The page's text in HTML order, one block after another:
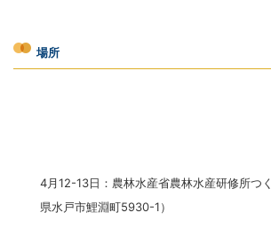
場所
4月12-13日：農林水産省農林水産研修所つ
県水戸市鯉淵町5930-1）